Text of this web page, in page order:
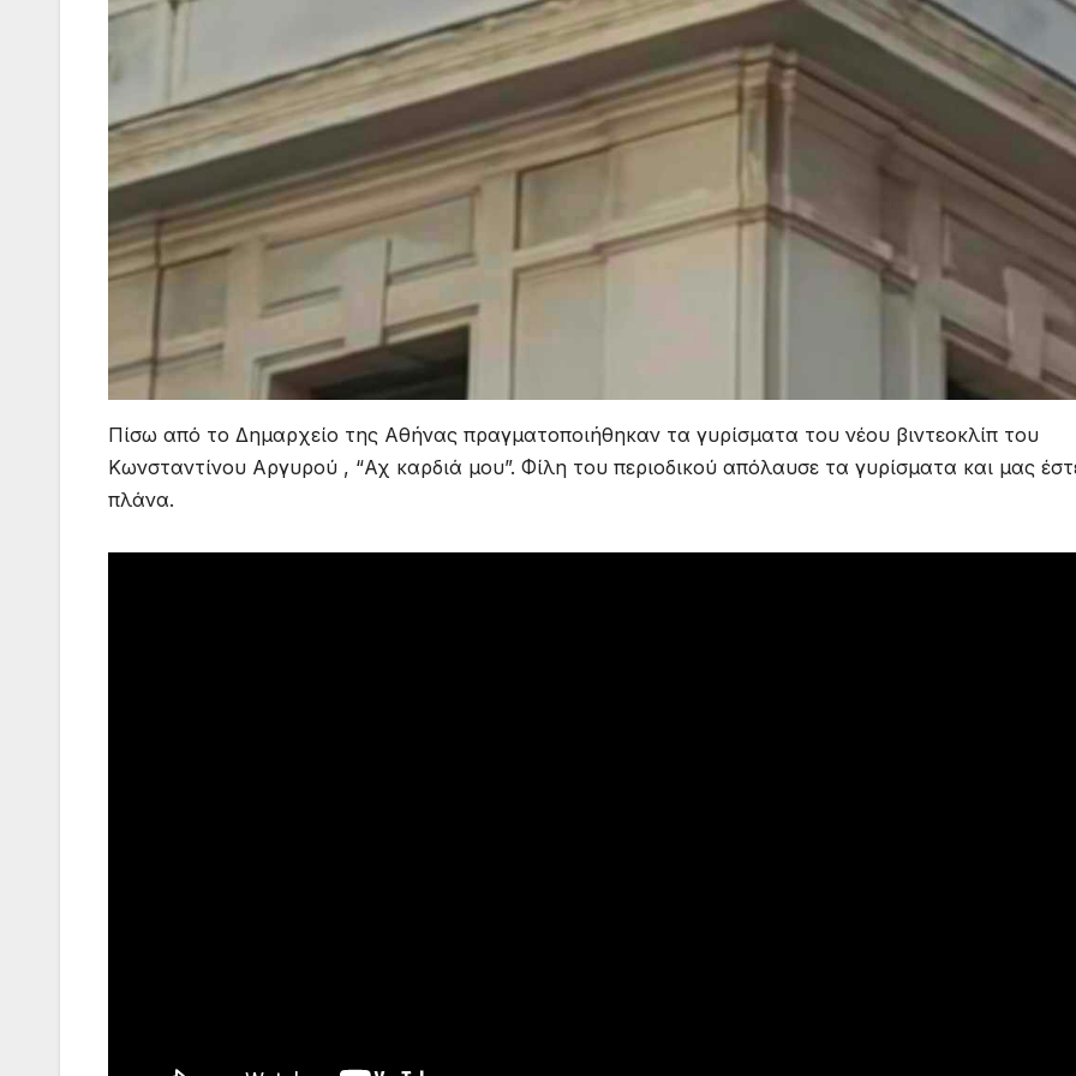
Πίσω από το Δημαρχείο της Αθήνας πραγματοποιήθηκαν τα γυρίσματα του νέου βιντεοκλίπ του
Κωνσταντίνου Αργυρού , “Αχ καρδιά μου”. Φίλη του περιοδικού απόλαυσε τα γυρίσματα και μας
πλάνα.